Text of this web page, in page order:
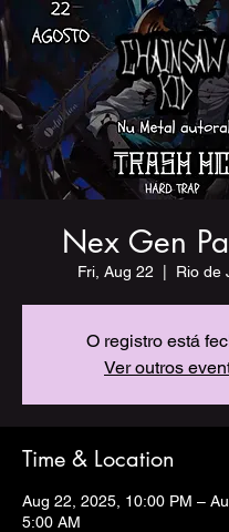
Nex Gen
Fri, Aug 22 Rio de
O registro está
Ver outros
Time & Location
Aug 22, 2025, 10:00 PM –
5:00 AM